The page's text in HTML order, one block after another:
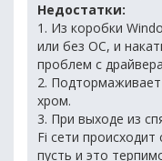
Недостатки:
1. Из коробки
или без ОС, и
проблем с
2.
хром.
3. При выходе из
Fi сети
пусть и это